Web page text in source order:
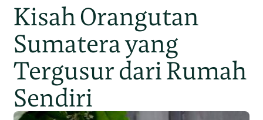
Kisah Orangutan
Sumatera yang
Tergusur dari Rumah
Sendiri